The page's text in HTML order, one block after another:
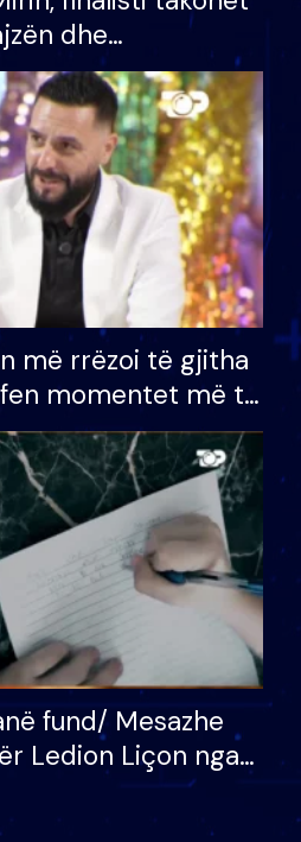
dhe
ndonjë letër
më rrëzoi të gjitha
momentet më të
e BB VIP: Do më
kur…
fund/ Mesazhe
Ledion Liçon nga
e tij, moderatori
Nuk meritoj…